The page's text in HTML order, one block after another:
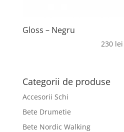
Gloss – Negru
230 lei
Categorii de produse
Accesorii Schi
Bete Drumetie
Bete Nordic Walking